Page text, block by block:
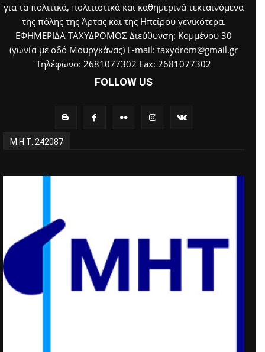
για τα πολιτικά, πολιτιστικά και καθημερινά τεκταινόμενα
της πόλης της Άρτας και της Ηπείρου γενικότερα.
ΕΦΗΜΕΡΙΔΑ ΤΑΧΥΔΡΟΜΟΣ Διεύθυνση: Κομμένου 30
(γωνία με οδό Μουργκάνας) E-mail: taxydrom@gmail.gr
Τηλέφωνο: 2681077302 Fax: 2681077302
FOLLOW US
Μ.Η.Τ. 242087